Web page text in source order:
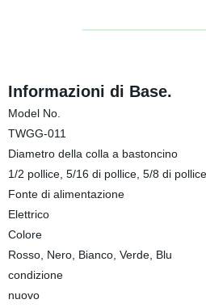
Informazioni di Base.
Model No.
TWGG-011
Diametro della colla a bastoncino
1/2 pollice, 5/16 di pollice, 5/8 di
Fonte di alimentazione
Elettrico
Colore
Rosso, Nero, Bianco, Verde, Blu
condizione
nuovo